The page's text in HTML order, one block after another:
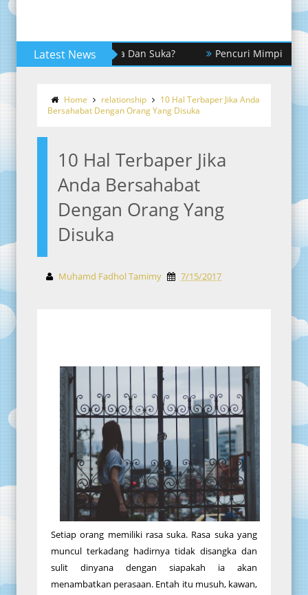
Latest News
Perbedaan Cinta Dan Suka? Pencuri Mimpi
Dalam Meraih Kesuksesan
Home relationship
10 Hal Terbaper Jika Anda
Bersahabat Dengan Orang Yang Disuka
10 Hal Terbaper Jika
Anda Bersahabat
Dengan Orang Yang
Disuka
Muhamd Fadhol Tamimy 7/15/2017
Setiap orang memiliki rasa suka. Rasa suka yang
muncul terkadang hadirnya tidak disangka dan
sulit dinyana dengan siapakah ia akan
menambatkan perasaan. Entah itu musuh, kawan,